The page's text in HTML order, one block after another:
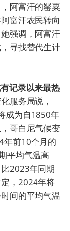
阿富汗的罂粟
富汗农民转向
强调，阿富汗
寻找替代生计
记录以来最热
服务局说，
成为自1850年
哥白尼气候变
年前10个月的
平均气温高
2023年同期
，2024年将
间的平均气温